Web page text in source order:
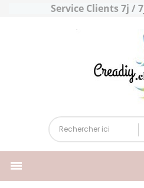
Service Clients 7j /
